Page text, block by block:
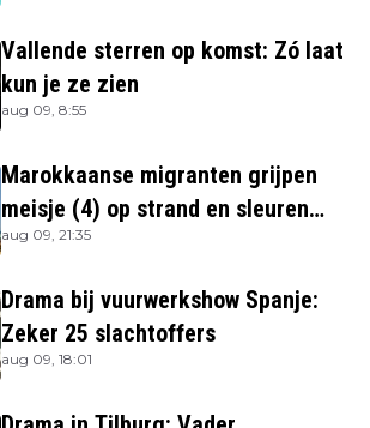
Vallende sterren op komst: Zó laat
kun je ze zien
aug 09, 8:55
Marokkaanse migranten grijpen
meisje (4) op strand en sleuren
haar in zee
aug 09, 21:35
Drama bij vuurwerkshow Spanje:
Zeker 25 slachtoffers
aug 09, 18:01